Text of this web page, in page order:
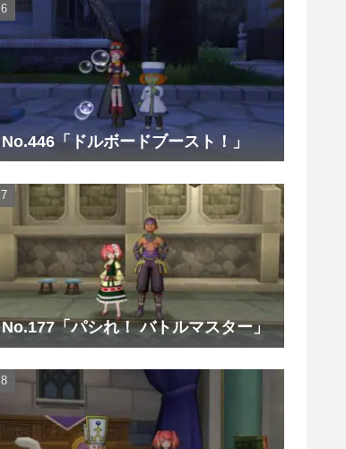
No.446「ドルボードブースト！」
No.177「パシれ！ バトルマスター」